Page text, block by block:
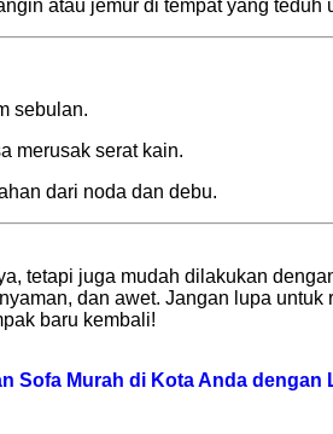
atau jemur di tempat yang teduh
sebulan.
merusak serat kain.
dari noda dan debu.
tetapi juga mudah dilakukan
dan awet. Jangan lupa
baru kembali!
Sofa Murah di Kota Anda dengan